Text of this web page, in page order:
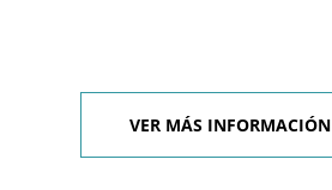
VER MÁS INFORMACIÓN